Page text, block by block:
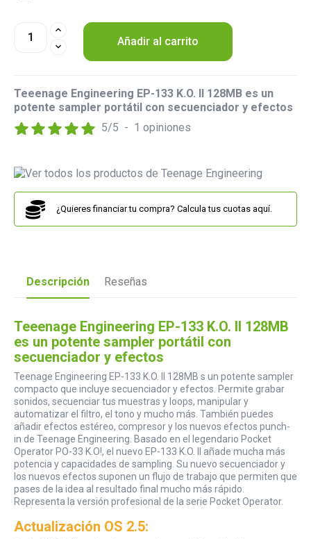
Añadir al carrito
Teeenage Engineering EP-133 K.O. II 128MB es un
potente sampler portátil con secuenciador y efectos
5/5 - 1 opiniones
¿Quieres financiar tu compra? Calcula tus cuotas aquí.
Descripción Reseñas
Teeenage Engineering EP-133 K.O. II 128MB
es un potente sampler portátil con
secuenciador y efectos
Teenage Engineering EP-133 K.O. II 128MB s un potente sampler
compacto que incluye secuenciador y efectos. Permite grabar
sonidos, secuenciar tus muestras y loops, manipular y
automatizar el filtro, el tono y mucho más. También puedes
añadir efectos estéreo, compresor y los nuevos efectos punch-
in de Teenage Engineering. Basado en el legendario Pocket
Operator PO-33 K.O!, el nuevo EP-133 K.O. II añade mucha más
potencia y capacidades de sampling. Su nuevo secuenciador y
los nuevos efectos suponen un flujo de trabajo que permiten que
pases de la idea al resultado final mucho más rápido.
Representa la versión profesional de la serie Pocket Operator.
Actualización OS 2.5: